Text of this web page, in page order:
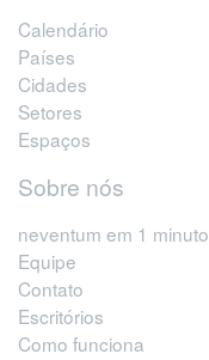
Calendário
Países
Cidades
Setores
Espaços
Sobre nós
neventum em 1 minuto
Equipe
Contato
Escritórios
Como funciona